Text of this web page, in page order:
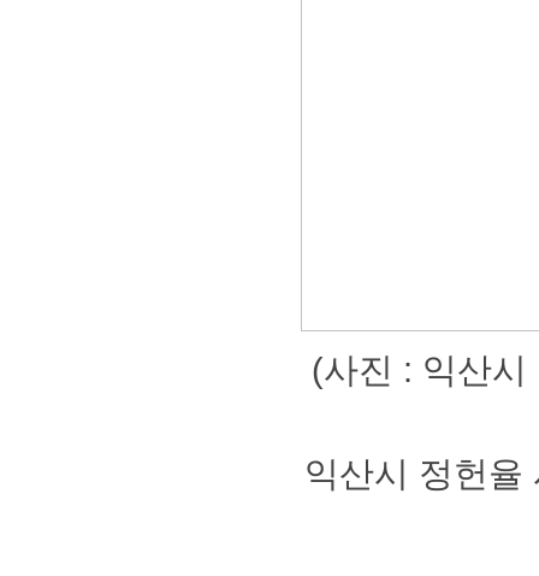
(사진:익산시
익산시정헌